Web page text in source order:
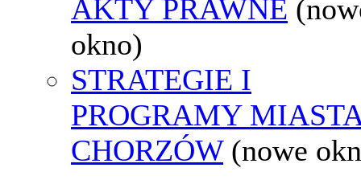
AKTY PRAWNE
okno)
STRATEGIE I
PROGRAMY
CHORZÓW (nowe